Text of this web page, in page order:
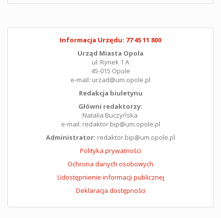
Informacja Urzędu: 77 45 11 800
Urząd Miasta Opola
ul. Rynek 1 A
45-015 Opole
e-mail: urzad@um.opole.pl
Redakcja biuletynu
Główni redaktorzy:
Natalia Buczyńska
e-mail: redaktor.bip@um.opole.pl
Administrator: redaktor.bip@um.opole.pl
Polityka prywatności
Ochrona danych osobowych
Udostępnienie informacji publicznej
Deklaracja dostępności